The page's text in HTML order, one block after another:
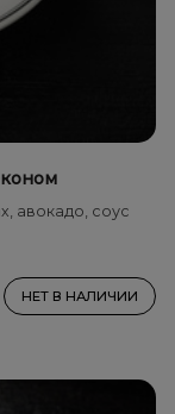
авокадо, соус
НЕТ В НАЛИЧИИ